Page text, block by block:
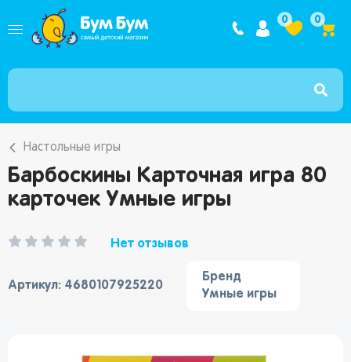
Интернет
0 0
Настольные игры
Барбоскины Карточная игра 80
карточек Умные игры
Нет отзывов
Артикул: 4680107925220
Бренд
Умные игры